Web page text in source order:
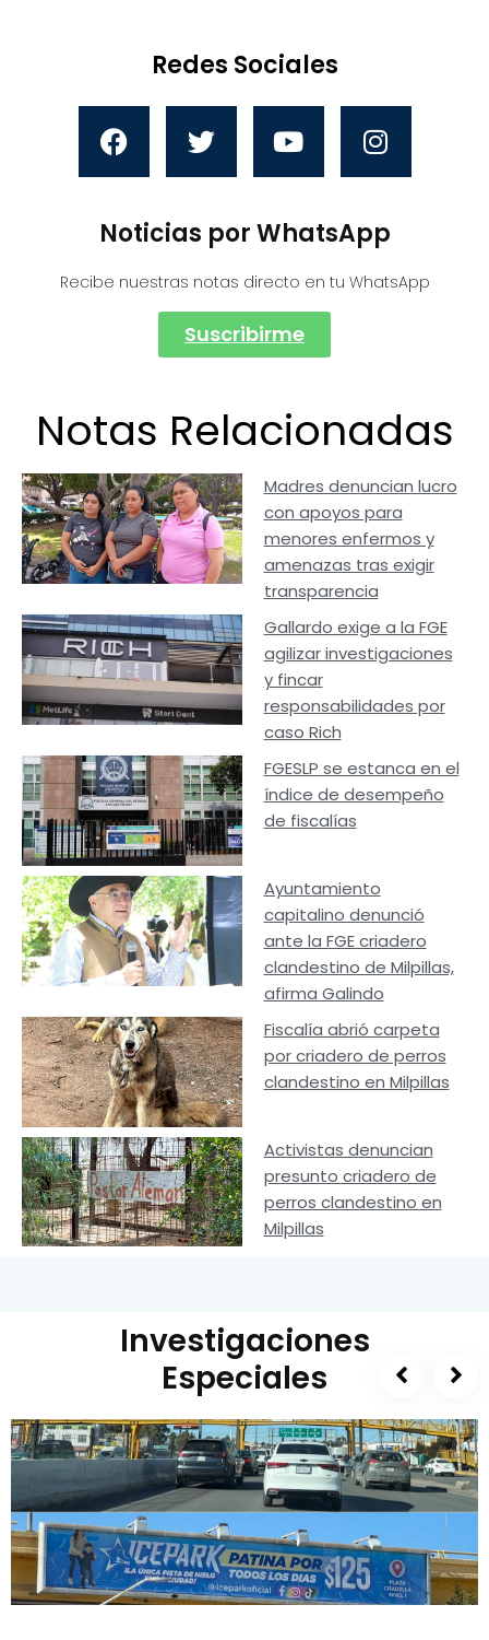
Redes Sociales
Noticias por WhatsApp
Recibe nuestras notas directo en tu WhatsApp
Suscribirme
Notas Relacionadas
Madres denuncian lucro
con apoyos para
menores enfermos y
amenazas tras exigir
transparencia
Gallardo exige a la FGE
agilizar investigaciones
y fincar
responsabilidades por
caso Rich
FGESLP se estanca en el
índice de desempeño
de fiscalías
Ayuntamiento
capitalino denunció
ante la FGE criadero
clandestino de Milpillas,
afirma Galindo
Fiscalía abrió carpeta
por criadero de perros
clandestino en Milpillas
Activistas denuncian
presunto criadero de
perros clandestino en
Milpillas
Investigaciones
Especiales